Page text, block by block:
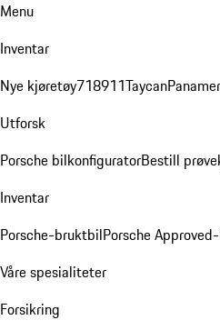
Menu
Inventar
Nye kjøretøy718911Taycan
Utforsk
Porsche bilkonfiguratorBestill
Inventar
Porsche-bruktbilPorsche
Våre spesialiteter
Forsikring